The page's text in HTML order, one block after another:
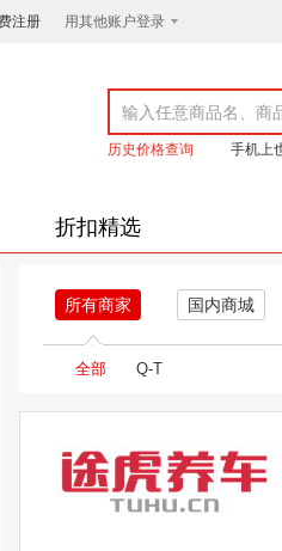
注册 用其他账户登录
历史价格查询 手机上
折扣精选
所有商家 国内商城
全部 Q-T